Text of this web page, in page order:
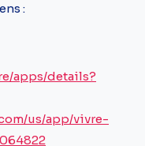
:
apps/details?
us/app/vivre-